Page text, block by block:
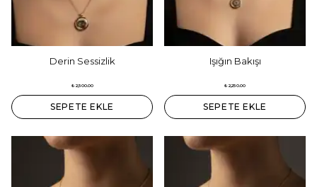
Derin Sessizlik
₺ 2,500.00
SEPETE EKLE
Işığın Bakışı
₺ 2,250.00
SEPETE EKLE